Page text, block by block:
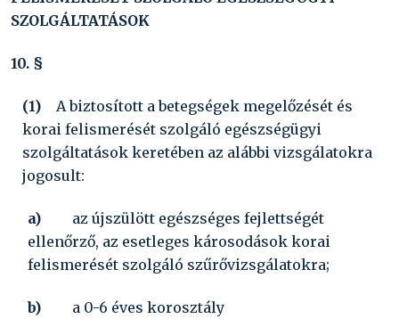
SZOLGÁLTATÁSOK
10. §
(1)
A biztosított a betegségek megelőzését és
korai felismerését szolgáló egészségügyi
szolgáltatások keretében az alábbi vizsgálatokra
jogosult:
a)
az újszülött egészséges fejlettségét
ellenőrző, az esetleges károsodások korai
felismerését szolgáló szűrővizsgálatokra;
b) a 0-6 éves korosztály